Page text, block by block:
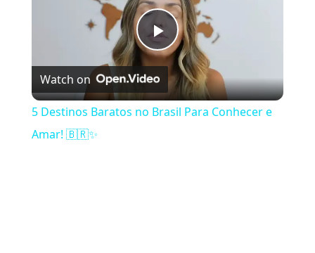
Play Video
Watch on
5 Destinos Baratos no Brasil Para Conhecer e
Amar! 🇧🇷✨